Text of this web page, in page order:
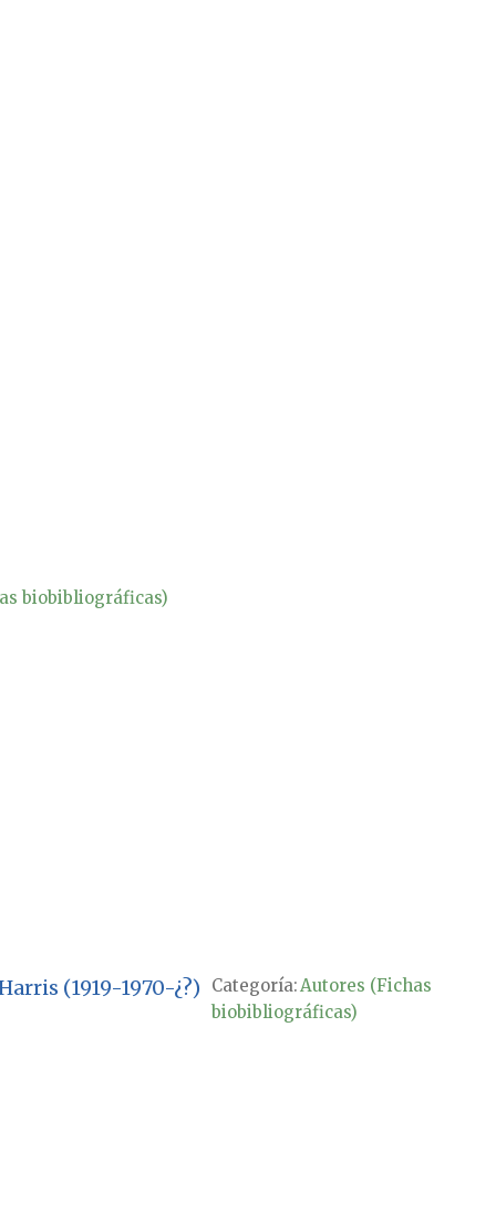
biobibliográficas)
(1919-1970-¿?) Categoría:Autores (Fichas
biobibliográficas)